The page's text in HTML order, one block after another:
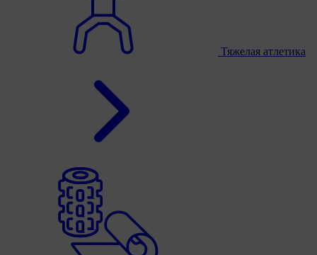
Тяжелая атлетика